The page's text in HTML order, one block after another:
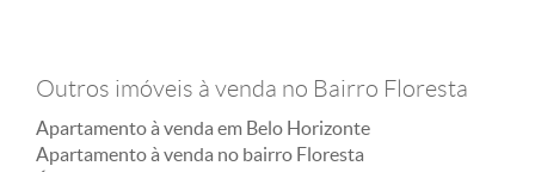
Outros imóveis à venda no Bairro Floresta
Apartamento à venda em Belo Horizonte
Apartamento à venda no bairro Floresta